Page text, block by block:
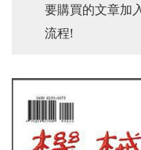
要購買的文章加
流程!